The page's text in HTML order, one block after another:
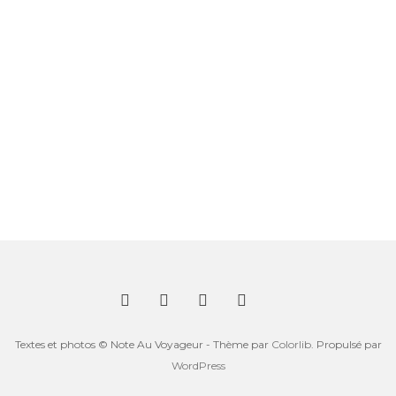
Textes et photos © Note Au Voyageur - Thème par Colorlib. Propulsé par
WordPress